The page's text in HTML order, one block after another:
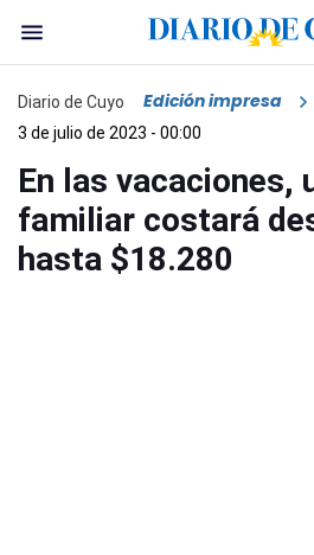
Diario de Cuyo Edición impresa
3 de julio de 2023 - 00:00
En las vacaciones,
familiar costará
hasta $18.280